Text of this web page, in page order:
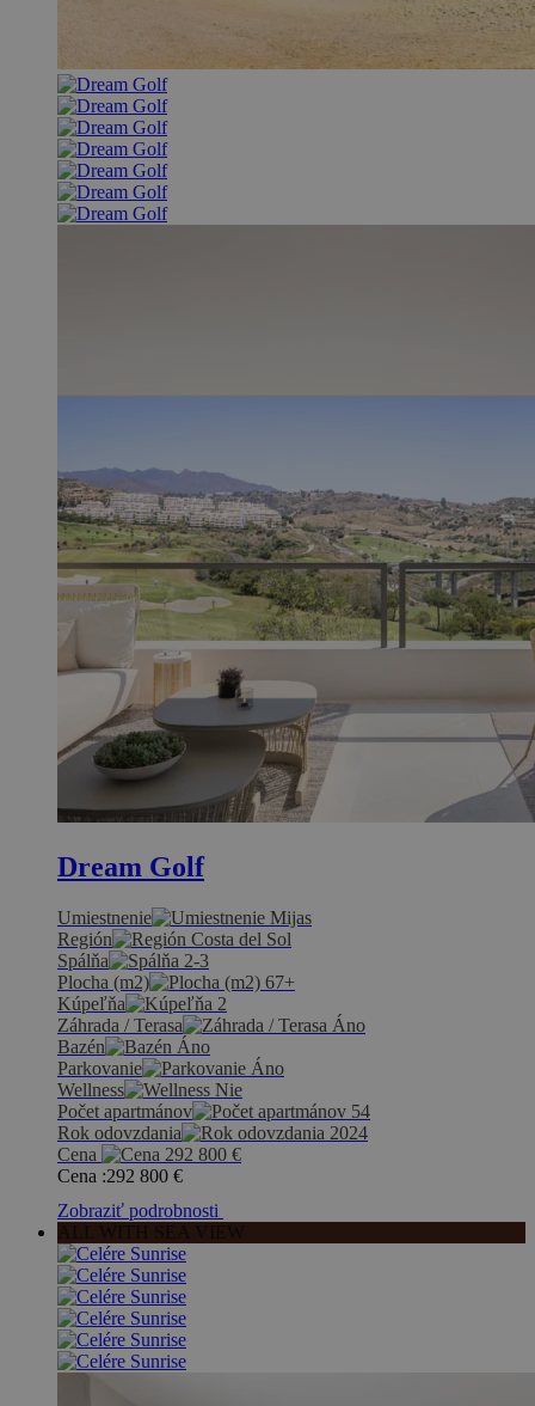
Dream Golf
Umiestnenie
Mijas
Región
Costa del Sol
Spálňa
2-3
Plocha (m2)
67+
Kúpeľňa
2
Záhrada / Terasa
Áno
Bazén
Áno
Parkovanie
Áno
Wellness
Nie
Počet apartmánov
54
Rok odovzdania
2024
Cena
292 800 €
Cena :292 800 €
Zobraziť podrobnosti
ALL WITH SEA VIEW